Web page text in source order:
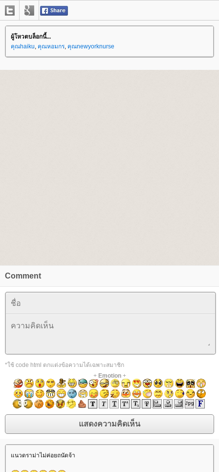
ผู้โหวตบล็อกนี้...
คุณhaiku คุณหอมกร คุณnewyorknurse
Comment
*ใช้ code html ตกแต่งข้อความได้เฉพาะสมาชิก
+ Emotion+
นวดราม่าไม่ค่อยถนัดจ้า